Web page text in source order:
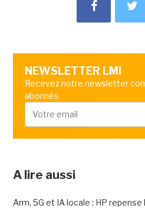
NEWSLETTER LMI
Recevez notre newsletter
abonnés
A lire aussi
Arm, 5G et IA locale : HP